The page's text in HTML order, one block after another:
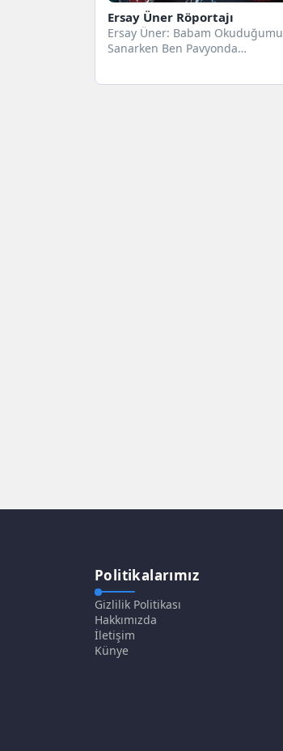
Ersay Üner Röportajı
Ersay Üner: Babam Okuduğumu
Sanarken Ben Pavyonda
Politikalarımız
Gizlilik Politikası
Hakkımızda
İletişim
Künye